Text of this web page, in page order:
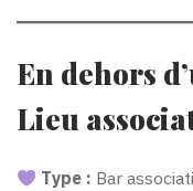
En dehors
Lieu
Type : Bar